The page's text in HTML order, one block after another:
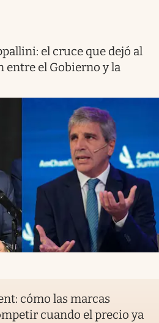
el cruce que dejó al
entre el Gobierno y la
cómo las marcas
cuando el precio ya